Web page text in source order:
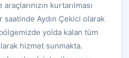
kurtarılması
Aydın Çekici olarak
yolda kalan tüm
hizmet sunmakta.